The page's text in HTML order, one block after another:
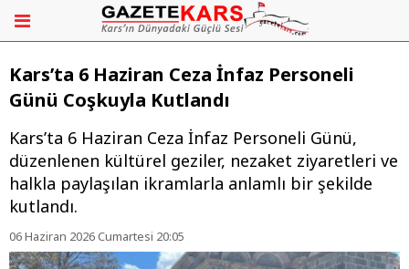
Kars’ta 6 Haziran Ceza İnfaz Personeli
Günü Coşkuyla Kutlandı
​Kars’ta 6 Haziran Ceza İnfaz Personeli Günü,
düzenlenen kültürel geziler, nezaket ziyaretleri ve
halkla paylaşılan ikramlarla anlamlı bir şekilde
kutlandı.
06 Haziran 2026 Cumartesi 20:05